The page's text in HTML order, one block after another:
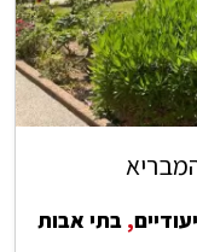
, בתי אבות